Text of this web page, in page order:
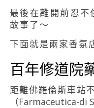
最後在離開前忍不
故事了～
下面就是兩家香氛
百年修道院
距離佛羅倫斯車站
（Farmaceutica-di